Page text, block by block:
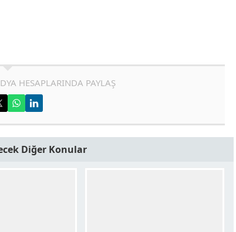
HESAPLARINDA PAYLAŞ
Diğer Konular